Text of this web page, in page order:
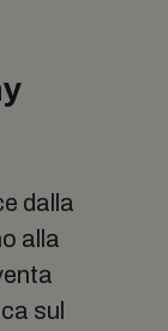
dalla
alla
sul